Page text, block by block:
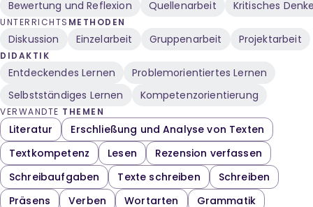
Bewertung und Reflexion Quellenarbeit Kritisches
UNTERRICHTS METHODEN
Diskussion Einzelarbeit Gruppenarbeit Projektarbeit
DIDAKTIK
Entdeckendes Lernen
Problemorientiertes Lernen
Selbstständiges Lernen
Kompetenzorientierung
VERWANDTE THEMEN
Literatur
Erschließung und Analyse von Texten
Textkompetenz
Lesen
Rezension verfassen
Schreibaufgaben
Texte schreiben
Schreiben
Präsens
Verben Wortarten
Grammatik